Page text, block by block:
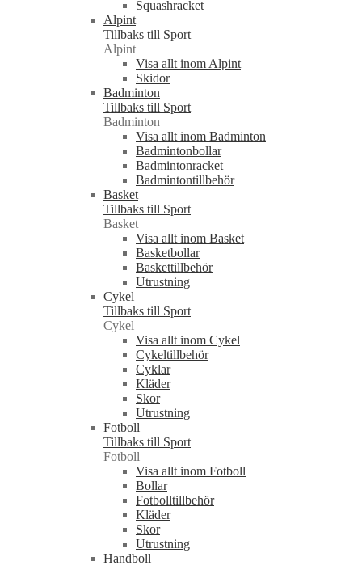
Squashracket
Alpint
Tillbaks till Sport
Alpint
Visa allt inom Alpint
Skidor
Badminton
Tillbaks till Sport
Badminton
Visa allt inom Badminton
Badmintonbollar
Badmintonracket
Badmintontillbehör
Basket
Tillbaks till Sport
Basket
Visa allt inom Basket
Basketbollar
Baskettillbehör
Utrustning
Cykel
Tillbaks till Sport
Cykel
Visa allt inom Cykel
Cykeltillbehör
Cyklar
Kläder
Skor
Utrustning
Fotboll
Tillbaks till Sport
Fotboll
Visa allt inom Fotboll
Bollar
Fotbolltillbehör
Kläder
Skor
Utrustning
Handboll